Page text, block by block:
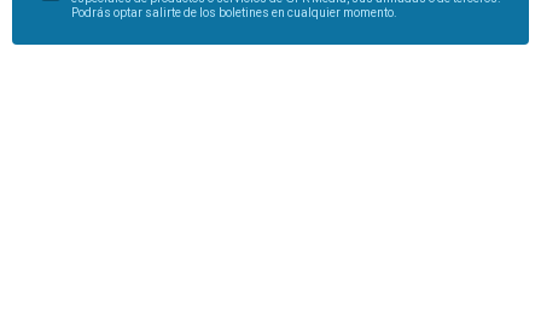
Podrás optar salirte de los boletines en cualquier momento.